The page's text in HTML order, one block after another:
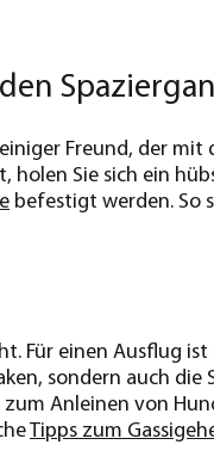
Freund, der
Sie sich ein
befestigt werden. So
Für einen Ausflug
sondern auch
Anleinen von
Tipps zum